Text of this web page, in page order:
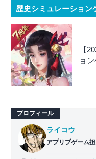
歴史シミュレーション
【
ョ
プロフィール
ライコウ
アプリブゲーム